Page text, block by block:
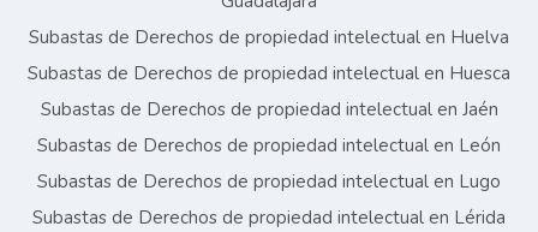
Subastas de Derechos de propiedad intelectual en Huelva
Subastas de Derechos de propiedad intelectual en Huesca
Subastas de Derechos de propiedad intelectual en Jaén
Subastas de Derechos de propiedad intelectual en León
Subastas de Derechos de propiedad intelectual en Lugo
Subastas de Derechos de propiedad intelectual en Lérida